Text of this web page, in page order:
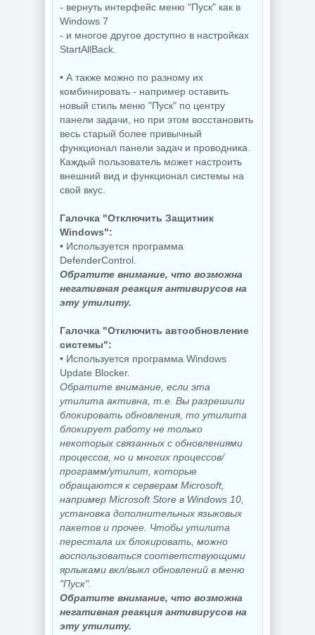
- вернуть интерфейс меню "Пуск" как в
Windows 7
- и многое другое доступно в настройках
StartAllBack.
• А также можно по разному их
комбинировать - например оставить
новый стиль меню "Пуск" по центру
панели задачи, но при этом восстановить
весь старый более привычный
функционал панели задач и проводника.
Каждый пользователь может настроить
внешний вид и функционал системы на
свой вкус.
Галочка "Отключить Защитник
Windows":
• Используется программа
DefenderControl.
Обратите внимание, что возможна
негативная реакция антивирусов на
эту утилиту.
Галочка "Отключить автообновление
системы":
• Используется программа Windows
Update Blocker.
Обратите внимание, если эта
утилита активна, т.е. Вы разрешили
блокировать обновления, то утилита
блокирует работу не только
некоторых связанных с обновлениями
процессов, но и многих процессов/
программ/утилит, которые
обращаются к серверам Microsoft,
например Microsoft Store в Windows 10,
установка дополнительных языковых
пакетов и прочее. Чтобы утилита
перестала их блокировать, можно
воспользоваться соответствующими
ярлыками вкл/выкл обновлений в меню
"Пуск".
Обратите внимание, что возможна
негативная реакция антивирусов на
эту утилиту.